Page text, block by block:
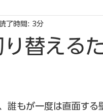
替える
了時間: 3分
誰もが一度は直面する